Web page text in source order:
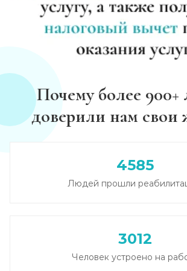
Почему более
доверили нам свои
4585
Людей прошли
3012
Человек устроено на